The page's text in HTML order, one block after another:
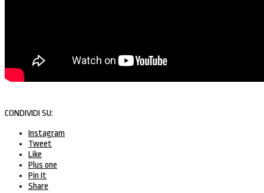
CONDIVIDI SU:
Instagram
Tweet
Like
Plus one
Pin It
Share